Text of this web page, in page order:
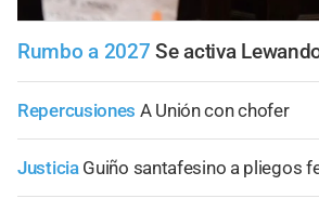
Rumbo a 2027 Se activa
Repercusiones A Unión con chofer
Justicia Guiño santafesino a pliegos